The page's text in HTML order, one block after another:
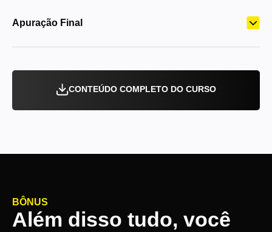
Apuração Final
CONTEÚDO COMPLETO DO CURSO
BÔNUS
Além disso tudo, você